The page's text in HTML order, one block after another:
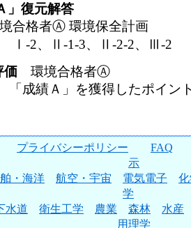
」復元解答
合格者Ⓐ 環境保全計画
、Ⅱ-1-3、Ⅱ-2-2、Ⅲ-2
価 環境合格者Ⓐ
績Ａ」を獲得したポイン
プライバシーポリシー
FAQ
示
・海洋 航空・宇宙 電気電子
学
水道 衛生工学 農業 森林
水産
用理学